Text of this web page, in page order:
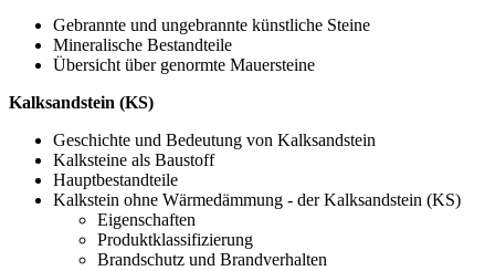
Gebrannte und ungebrannte künstliche Steine
Mineralische Bestandteile
Übersicht über genormte Mauersteine
Kalksandstein (KS)
Geschichte und Bedeutung von Kalksandstein
Kalksteine als Baustoff
Hauptbestandteile
Kalkstein ohne Wärmedämmung - der Kalksandstein (KS)
Eigenschaften
Produktklassifizierung
Brandschutz und Brandverhalten